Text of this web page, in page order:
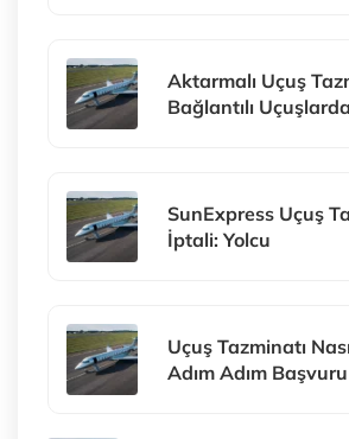
Aktarmalı Uçuş
Bağlantılı Uçuşlarda
SunExpress Uçuş
İptali: Yolcu
Uçuş Tazminatı
Adım Adım Başvuru